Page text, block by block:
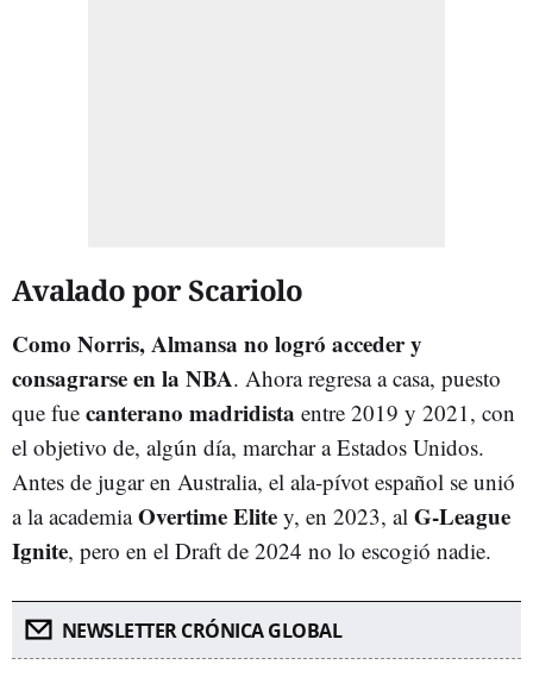
Avalado por Scariolo
Como Norris, Almansa no logró acceder y
consagrarse en la NBA. Ahora regresa a casa, puesto
que fue canterano madridista entre 2019 y 2021, con
el objetivo de, algún día, marchar a Estados Unidos.
Antes de jugar en Australia, el ala-pívot español se unió
a la academiaOvertime Elite y, en 2023, al G-League
Ignite, pero en el Draft de 2024 no lo escogió nadie.
NEWSLETTER CRÓNICA GLOBAL